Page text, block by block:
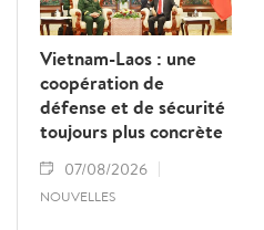
Vietnam-Laos : une
coopération de
défense et de sécurité
toujours plus concrète
07/08/2026
NOUVELLES